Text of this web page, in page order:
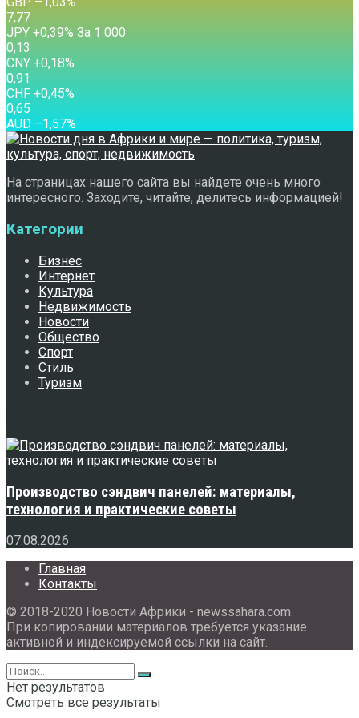
7,77
JPY +0,39% За 1 000
0,13
CNY +0,18%
0,91
CHF +0,45%
0,65
AUD –1,57%
На страницах нашего сайта вы найдете очень много
интересного. Заходите, читайте, делитесь информацией!
Категории
Бизнес
Интернет
Культура
Недвижимость
Новости
Общество
Спорт
Стиль
Туризм
Производство сэндвич панелей: материалы,
технология и практические советы
07.08.2026
Главная
Контакты
© 2018-2020 Новости Африки - newssahara.com.
При копировании материалов требуется указание
активной и индексируемой ссылки на сайт.
Нет результатов
Смотреть все результаты